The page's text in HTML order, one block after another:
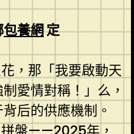
包養網定
，那「我要啟動天
愛情對稱！」么，
后的供應機制。